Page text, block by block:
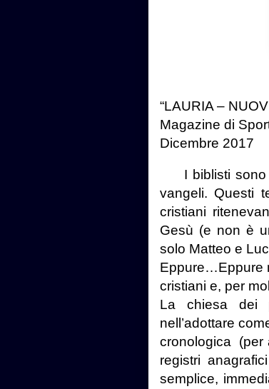
“LAURIA –
Magazine di
Dicembre 2017
I biblisti
vangeli. Questi
cristiani
Gesù (e non è
solo Matteo e
Eppure…Eppure
cristiani e, per
La chiesa dei
nell’adottare
cronologica
(per
registri
semplice,